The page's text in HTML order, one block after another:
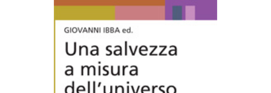
AGGIUNGI AL CARRELLO